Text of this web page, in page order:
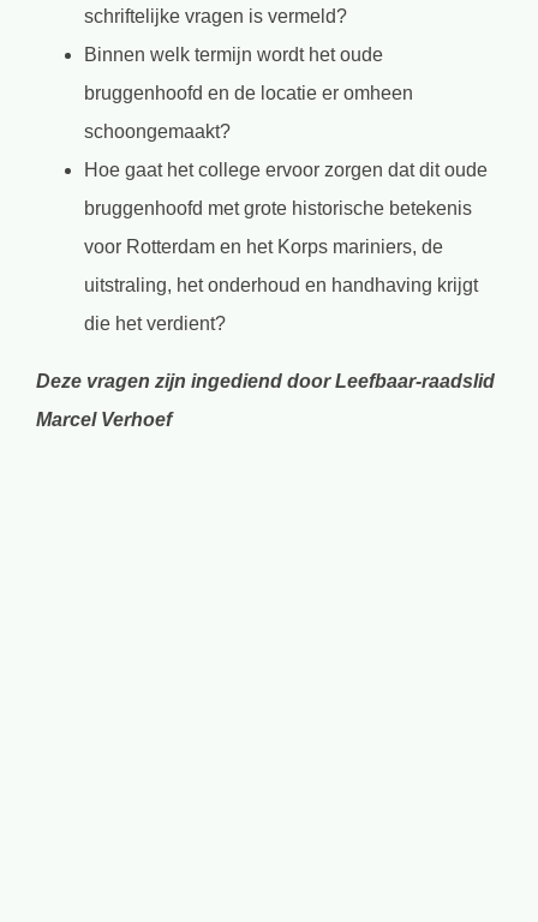
schriftelijke vragen is vermeld?
Binnen welk termijn wordt het oude
bruggenhoofd en de locatie er omheen
schoongemaakt?
Hoe gaat het college ervoor zorgen dat dit oude
bruggenhoofd met grote historische betekenis
voor Rotterdam en het Korps mariniers, de
uitstraling, het onderhoud en handhaving krijgt
die het verdient?
Deze vragen zijn ingediend door Leefbaar-raadslid
Marcel Verhoef